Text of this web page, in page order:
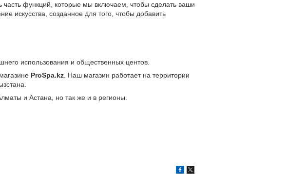
функций, которые мы включаем, чтобы сделать ваши
искусства, созданное для того, чтобы добавить
использования и общественных центов.
ProSpa.kz. Наш магазин работает на территории
и Астана, но так же и в регионы.